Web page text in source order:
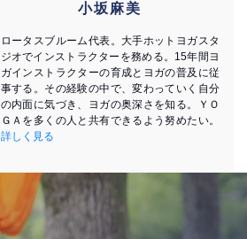
小坂麻美
ロータスブルーム代表。大手ホットヨガスタ
ジオでインストラクターを務める。15年間ヨ
ガインストラクターの育成とヨガの普及に従
事する。その経験の中で、変わっていく自分
の内面に気づき、ヨガの奥深さを知る。ＹＯ
ＧＡを多くの人と共有できるよう努めたい。
詳しく見る